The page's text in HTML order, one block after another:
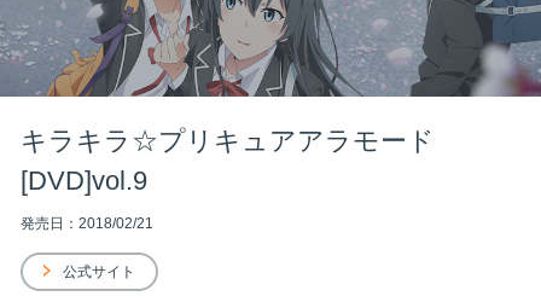
キラキラ☆プリキュアアラモード
[DVD]vol.9
発売日：2018/02/21
公式サイト